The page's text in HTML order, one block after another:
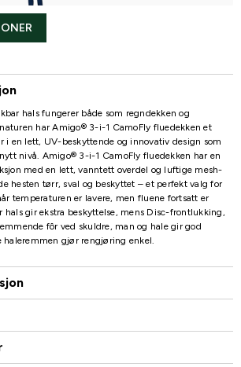
hals fungerer både som regndekken og
har Amigo® 3-i-1 CamoFly fluedekken et
i en lett, UV-beskyttende og innovativ design som
nivå. Amigo® 3-i-1 CamoFly fluedekken har en
med en lett, vanntett overdel og luftige mesh-
hesten tørr, sval og beskyttet – et perfekt valg for
temperaturen er lavere, men fluene fortsatt er
hals gir ekstra beskyttelse, mens Disc-frontlukking,
fôr ved skuldre, man og hale gir god
haleremmen gjør rengjøring enkel.